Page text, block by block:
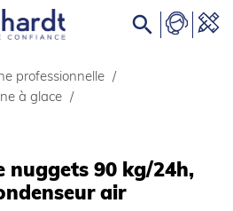

professionnelle /
à glace /
nuggets 90 kg/24h,
air